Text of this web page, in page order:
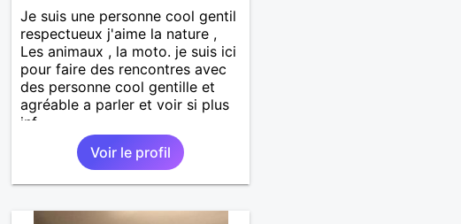
Je suis une personne cool gentil
respectueux j'aime la nature ,
Les animaux , la moto. je suis ici
pour faire des rencontres avec
des personne cool gentille et
agréable a parler et voir si plus
inf
Voir le profil